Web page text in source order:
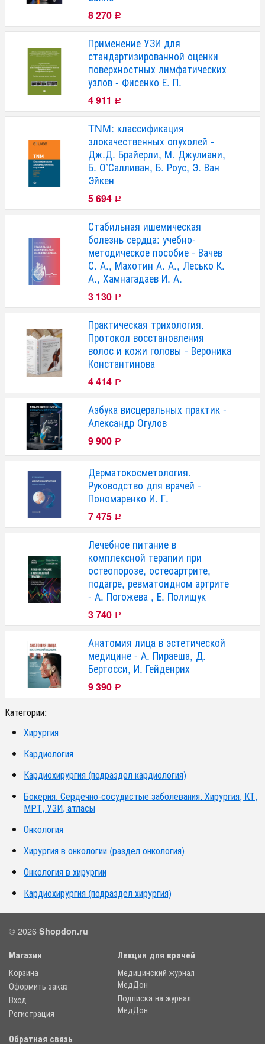
8 270 Р
Применение УЗИ для
стандартизированной оценки
поверхностных лимфатических
узлов - Фисенко Е. П.
4 911 Р
TNM: классификация
злокачественных опухолей -
Дж.Д. Брайерли, М. Джулиани,
Б. О’Салливан, Б. Роус, Э. Ван
Эйкен
5 694 Р
Стабильная ишемическая
болезнь сердца: учебно-
методическое пособие - Вачев
С. А., Махотин А. А., Лесько К.
А., Хамнагадаев И. А.
3 130 Р
Практическая трихология.
Протокол восстановления
волос и кожи головы - Вероника
Константинова
4 414 Р
Азбука висцеральных практик -
Александр Огулов
9 900 Р
Дерматокосметология.
Руководство для врачей -
Пономаренко И. Г.
7 475 Р
Лечебное питание в
комплексной терапии при
остеопорозе, остеоартрите,
подагре, ревматоидном артрите
- А. Погожева , Е. Полищук
3 740 Р
Анатомия лица в эстетической
медицине - А. Пираеша, Д.
Бертосси, И. Гейденрих
9 390 Р
Категории:
Хирургия
Кардиология
Кардиохирургия (подраздел кардиология)
Бокерия. Сердечно-сосудистые заболевания. Хирургия, КТ,
МРТ, УЗИ, атласы
Онкология
Хирургия в онкологии (раздел онкология)
Онкология в хирургии
Кардиохирургия (подраздел хирургия)
© 2026 Shopdon.ru
Магазин
Корзина
Оформить заказ
Вход
Регистрация
Лекции для врачей
Медицинский журнал
МедДон
Подписка на журнал
МедДон
Обратная связь